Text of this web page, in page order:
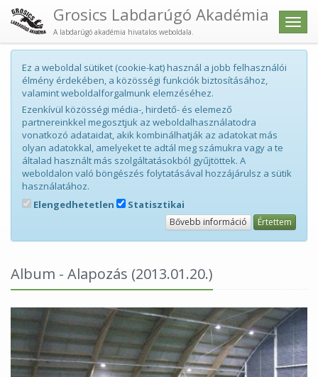
Menü
Grosics Labdarúgó Akadémia
A labdarúgó akadémia hivatalos weboldala.
Ez a weboldal sütiket (cookie-kat) használ a jobb felhasználói
élmény érdekében, a közösségi funkciók biztosításához,
valamint weboldalforgalmunk elemzéséhez.
Ezenkívül közösségi média-, hirdető- és elemező
partnereinkkel megosztjuk az weboldalhasználatodra
vonatkozó adataidat, akik kombinálhatják az adatokat más
olyan adatokkal, amelyeket te adtál meg számukra vagy a te
általad használt más szolgáltatásokból gyűjtöttek. A
weboldalon való böngészés folytatásával hozzájárulsz a sütik
használatához.
Elengedhetetlen
Statisztikai
Bővebb információ Értettem
Album - Alapozás (2013.01.20.)